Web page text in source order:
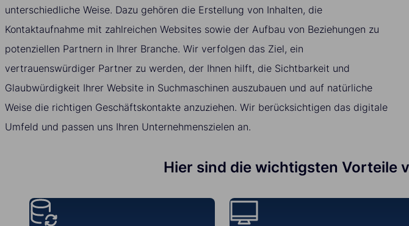
unterschiedliche Weise. Dazu gehören die Erstellung von Inhalten, die
Kontaktaufnahme mit zahlreichen Websites sowie der Aufbau von Beziehungen zu
potenziellen Partnern in Ihrer Branche. Wir verfolgen das Ziel, ein
vertrauenswürdiger Partner zu werden, der Ihnen hilft, die Sichtbarkeit und
Glaubwürdigkeit Ihrer Website in Suchmaschinen auszubauen und auf natürliche
Weise die richtigen Geschäftskontakte anzuziehen. Wir berücksichtigen das digitale
Umfeld und passen uns Ihren Unternehmenszielen an.
Hier sind die wichtigsten Vorteile